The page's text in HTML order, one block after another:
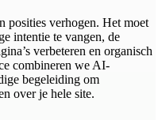
posities verhogen. Het moet
intentie te vangen, de
verbeteren en organisch
combineren we AI-
begeleiding om
over je hele site.